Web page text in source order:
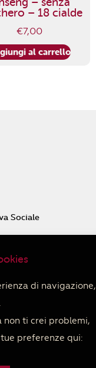
– 18 cialde
€7,00
al carrello
Sociale
e condizioni di
di navigazione,
non ti crei problemi,
preferenze qui: